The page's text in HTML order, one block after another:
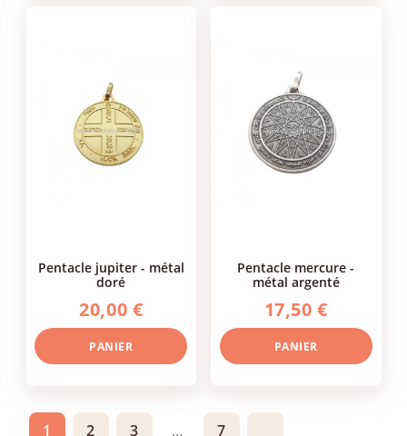
pentacle jupiter - métal
doré
20,00 €
PANIER
pentacle mercure -
métal argenté
17,50 €
PANIER
1 2 3 … 7